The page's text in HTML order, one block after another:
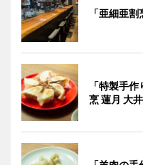
「亜細亜
「特製手
烹 蓮月 大井